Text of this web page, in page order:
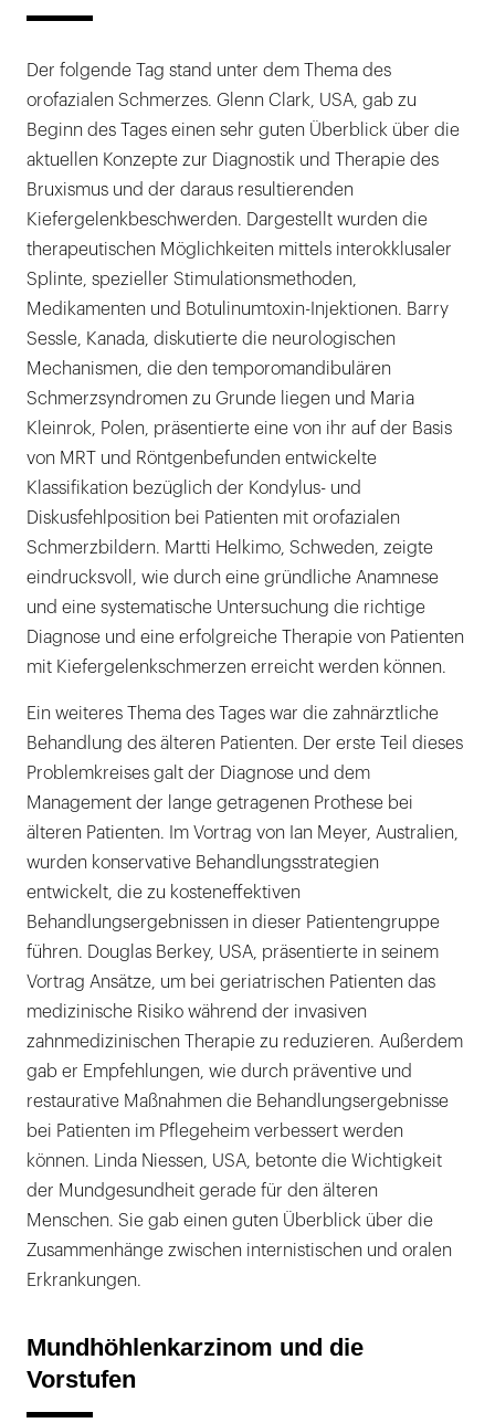
Der folgende Tag stand unter dem Thema des
orofazialen Schmerzes. Glenn Clark, USA, gab zu
Beginn des Tages einen sehr guten Überblick über die
aktuellen Konzepte zur Diagnostik und Therapie des
Bruxismus und der daraus resultierenden
Kiefergelenkbeschwerden. Dargestellt wurden die
therapeutischen Möglichkeiten mittels interokklusaler
Splinte, spezieller Stimulationsmethoden,
Medikamenten und Botulinumtoxin-Injektionen. Barry
Sessle, Kanada, diskutierte die neurologischen
Mechanismen, die den temporomandibulären
Schmerzsyndromen zu Grunde liegen und Maria
Kleinrok, Polen, präsentierte eine von ihr auf der Basis
von MRT und Röntgenbefunden entwickelte
Klassifikation bezüglich der Kondylus- und
Diskusfehlposition bei Patienten mit orofazialen
Schmerzbildern. Martti Helkimo, Schweden, zeigte
eindrucksvoll, wie durch eine gründliche Anamnese
und eine systematische Untersuchung die richtige
Diagnose und eine erfolgreiche Therapie von Patienten
mit Kiefergelenkschmerzen erreicht werden können.
Ein weiteres Thema des Tages war die zahnärztliche
Behandlung des älteren Patienten. Der erste Teil dieses
Problemkreises galt der Diagnose und dem
Management der lange getragenen Prothese bei
älteren Patienten. Im Vortrag von Ian Meyer, Australien,
wurden konservative Behandlungsstrategien
entwickelt, die zu kosteneffektiven
Behandlungsergebnissen in dieser Patientengruppe
führen. Douglas Berkey, USA, präsentierte in seinem
Vortrag Ansätze, um bei geriatrischen Patienten das
medizinische Risiko während der invasiven
zahnmedizinischen Therapie zu reduzieren. Außerdem
gab er Empfehlungen, wie durch präventive und
restaurative Maßnahmen die Behandlungsergebnisse
bei Patienten im Pflegeheim verbessert werden
können. Linda Niessen, USA, betonte die Wichtigkeit
der Mundgesundheit gerade für den älteren
Menschen. Sie gab einen guten Überblick über die
Zusammenhänge zwischen internistischen und oralen
Erkrankungen.
Mundhöhlenkarzinom und die
Vorstufen